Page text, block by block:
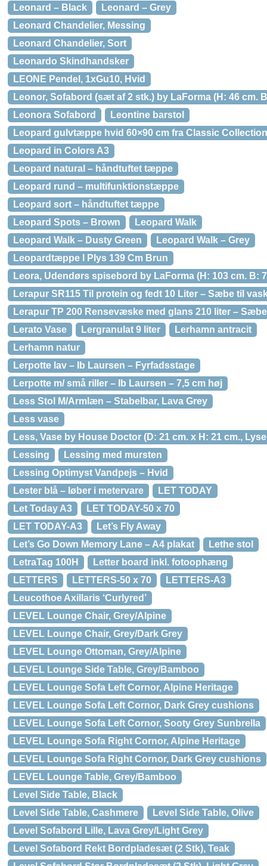
Leonard – Black
Leonard – Grey
Leonard Chandelier, Messing
Leonard Chandelier, Sort
Leonardo Skindhandsker
LEONE Pendel, 1xGu10, Hvid
Leonor, Sofabord (sæt af 2 stk.) by LaForma (H: 46 cm.
Leonora Sofabord
Leontine barstol
Leopard gulvtæppe hvid 60×90 cm fra Classic Collection
Leopard in Colors A3
Leopard natural – håndtuftet tæppe
Leopard rund – multifunktionstæppe
Leopard sort – håndtuftet tæppe
Leopard Spots – Brown
Leopard Walk
Leopard Walk – Dusty Green
Leopard Walk – Grey
Leopardtæppe I Plys 139 Cm Brun
Leora, Udendørs spisebord by LaForma (H: 103 cm. B:
Lerapur SR115 Til protein og fedt 10 Liter – Sæbe til
Lerapur TP 200 Rensevæske med glans 210 liter –
Lerato Vase
Lergranulat 9 liter
Lerhamn antracit
Lerhamn natur
Lerpotte lav – Ib Laursen – Fyrfadsstage
Lerpotte m/ små riller – Ib Laursen – 7,5 cm høj
Less Stol M/Armlæn – Stabelbar, Lava Grey
Less vase
Less, Vase by House Doctor (D: 21 cm. x H: 21 cm.,
Lessing
Lessing med mursten
Lessing Optimyst Vandpejs – Hvid
Lester blå – løber i metervare
LET TODAY
Let Today A3
LET TODAY-50 x 70
LET TODAY-A3
Let’s Fly Away
Let’s Go Down Memory Lane – A4 plakat
Lethe stol
LetraTag 100H
Letter board inkl. fotoophæng
LETTERS
LETTERS-50 x 70
LETTERS-A3
Leucothoe Axillaris ‘Curlyred’
LEVEL Lounge Chair, Grey/Alpine
LEVEL Lounge Chair, Grey/Dark Grey
LEVEL Lounge Ottoman, Grey/Alpine
LEVEL Lounge Side Table, Grey/Bamboo
LEVEL Lounge Sofa Left Cornor, Alpine Heritage
LEVEL Lounge Sofa Left Cornor, Dark Grey cushions
LEVEL Lounge Sofa Left Cornor, Sooty Grey Sunbrella
LEVEL Lounge Sofa Right Cornor, Alpine Heritage
LEVEL Lounge Sofa Right Cornor, Dark Grey cushions
LEVEL Lounge Table, Grey/Bamboo
Level Side Table, Black
Level Side Table, Cashmere
Level Side Table, Olive
Level Sofabord Lille, Lava Grey/Light Grey
Level Sofabord Rekt Bordpladesæt (2 Stk), Teak